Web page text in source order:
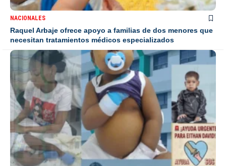
NACIONALES
Raquel Arbaje ofrece apoyo a familias de dos menores que
necesitan tratamientos médicos especializados